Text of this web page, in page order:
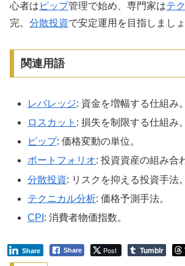
心者は ピップ管理で始め、専門家はテ
完。 分散投資で安定運用を目指しましょ
関連用語
レバレッジ: 資金を増幅する仕組み。
ロスカット : 損失を制限する仕組み。
ピップ: 価格変動の単位。
ポートフォリオ: 投資資産の組み合
分散投資: リスクを抑える投資手法。
テクニカル分析: 価格予測手法。
CPI : 消費者物価指数。
Share Post
Share Tumblr